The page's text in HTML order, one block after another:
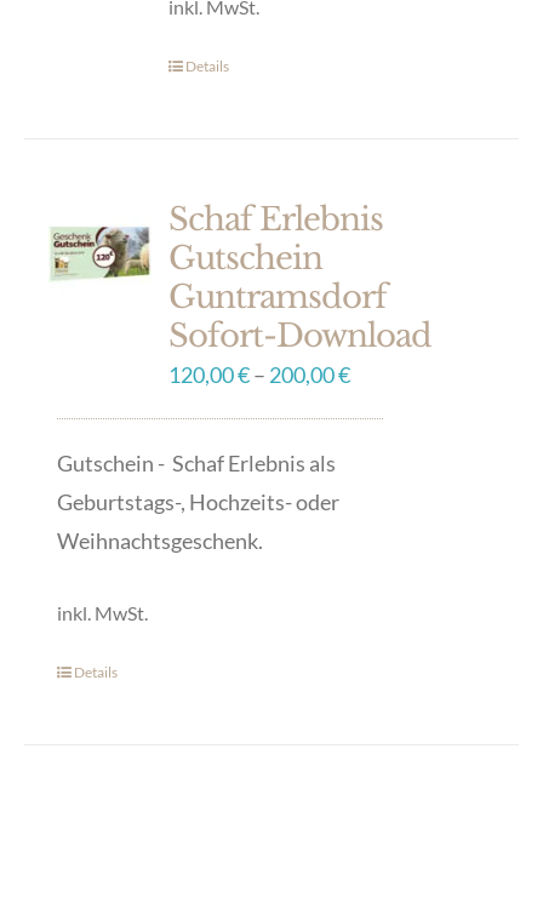
gewählt
inkl. MwSt.
Dieses
Varianten
auf.
Die
Optionen
können
auf
der
Produktseite
gewählt
Details
Schaf Erlebnis
Gutschein
Guntramsdorf
Sofort-Download
120,00€– 200,00€
Gutschein - Schaf Erlebnis als
Geburtstags-, Hochzeits- oder
Weihnachtsgeschenk.
inkl. MwSt.
Dieses
Details